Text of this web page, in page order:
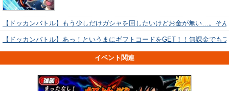
【ドッカンバトル】もう少しだけガシャを回したいけどお金が無い…。そ
【ドッカンバトル】あっ！というまにギフトコードをGET！！無課金でも
イベント関連